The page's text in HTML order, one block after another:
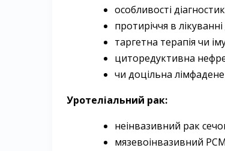
особливості
протиріччя в лікуванні
таргетна терапія чи
циторедуктивна
чи доцільна
Уротеліальний рак:
неінвазивний рак
мязевоінвазивний